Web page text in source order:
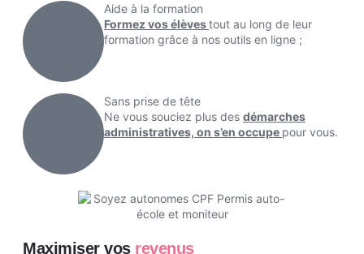
Aide à la formation
Formez vos élèvestout au long de leur
formation grâce à nos outils en ligne ;
Sans prise de tête
Ne vous souciez plus des démarches
administratives, on s’en occupe pour vous.
Maximiser vos revenus